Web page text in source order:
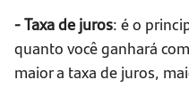
- Taxa de juros: é o
quanto você ganhará
maior a taxa de juros,